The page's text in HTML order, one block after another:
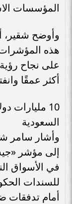
المؤسسات
وأوضح شقير،
هذه
أكثر عمقًا
10 مليارات
السعودية
وأشار سامر
إلى مؤشر
في الأسواق
للسندات
أمام تدفقات